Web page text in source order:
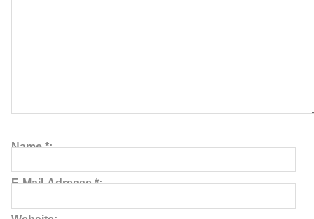
Name*
E-Mail-Adresse* ≡